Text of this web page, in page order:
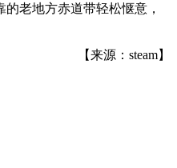
老地方赤道带轻松惬意，
【来源：steam】